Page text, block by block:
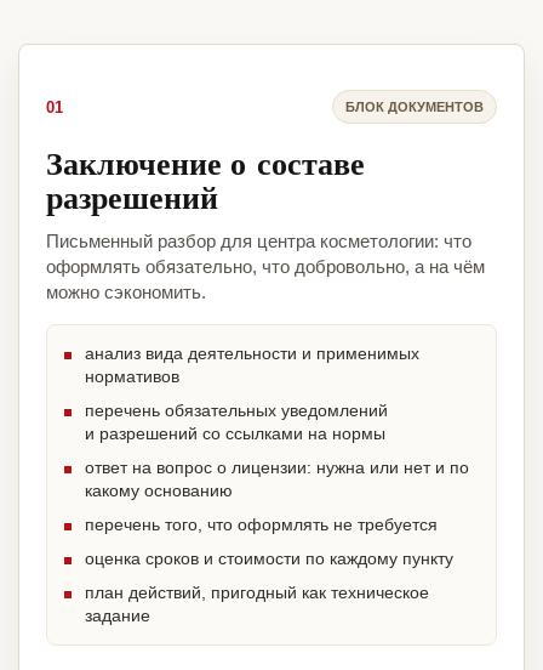
01 БЛОК ДОКУМЕНТОВ
Заключение о составе
разрешений
Письменный разбор для центра косметологии: что
оформлять обязательно, что добровольно, а на чём
можно сэкономить.
анализ вида деятельности и применимых
нормативов
перечень обязательных уведомлений
и разрешений со ссылками на нормы
ответ на вопрос о лицензии: нужна или нет и по
какому основанию
перечень того, что оформлять не требуется
оценка сроков и стоимости по каждому пункту
план действий, пригодный как техническое
задание